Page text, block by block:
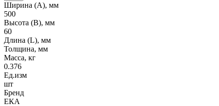
Ширина (А), мм
500
Высота (В), мм
60
Длина (L), мм
Толщина, мм
Масса, кг
0.376
Ед.изм
шт
Бренд
ЕКА